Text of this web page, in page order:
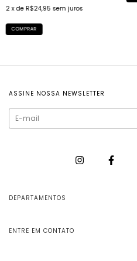
2 x de R$24,95 sem juros
COMPRAR
ASSINE NOSSA NEWSLETTER
DEPARTAMENTOS
ENTRE EM CONTATO